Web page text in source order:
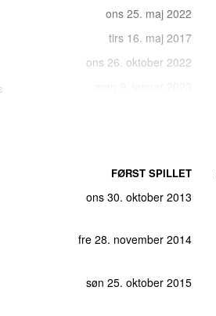
ons 25. maj 2022
tirs 16. maj 2017
ons 26. oktober 2022
lør 22. februar 2025
tors 10. december 2020
FØRST SPILLET
ons 30. oktober 2013
fre 28. november 2014
søn 25. oktober 2015